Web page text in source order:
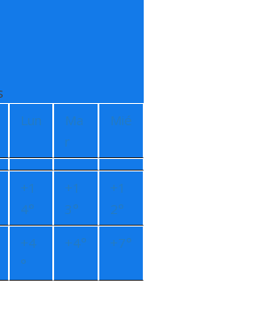
Lun
Ma
r
Mié
+1
4°
+1
3°
+1
2°
+4
°
+4° +7°